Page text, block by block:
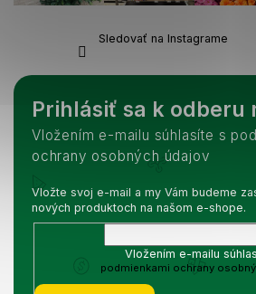
Sledovať na Instagrame
Prihlásiť sa k odberu
Vložením e-mailu súhlasíte s
ochrany osobných údajov
Vložte svoj e-mail a my Vám budeme
nových produktoch na našom e-shope.
Vložením e-mailu
podmienkami ochrany